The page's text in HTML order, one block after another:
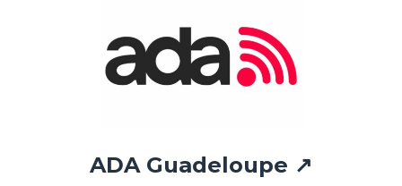
ADA Guadeloupe ↗